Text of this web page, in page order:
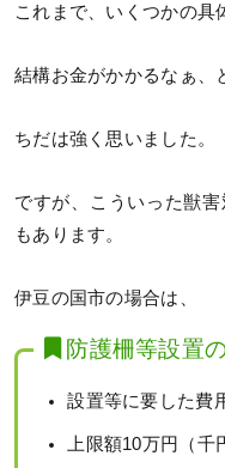
これまで、いくつかの具
結構お金がかかるなぁ、
ちだは強く思いました。
ですが、こういった獣
もあります。
伊豆の国市の場合は、
防護柵等設置
設置等に要した費
上限額10万円（千